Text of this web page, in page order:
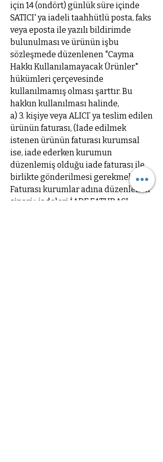
için 14 (ondört) günlük süre içinde
SATICI' ya iadeli taahhütlü posta, faks
veya eposta ile yazılı bildirimde
bulunulması ve ürünün işbu
sözleşmede düzenlenen "Cayma
Hakkı Kullanılamayacak Ürünler"
hükümleri çerçevesinde
kullanılmamış olması şarttır. Bu
hakkın kullanılması halinde,
a) 3. kişiye veya ALICI’ ya teslim edilen
ürünün faturası, (İade edilmek
istenen ürünün faturası kurumsal
ise, iade ederken kurumun
düzenlemiş olduğu iade faturası ile
birlikte gönderilmesi gerekmektedir.
Faturası kurumlar adına düzenlenen
sipariş iadeleri İADE FATURASI